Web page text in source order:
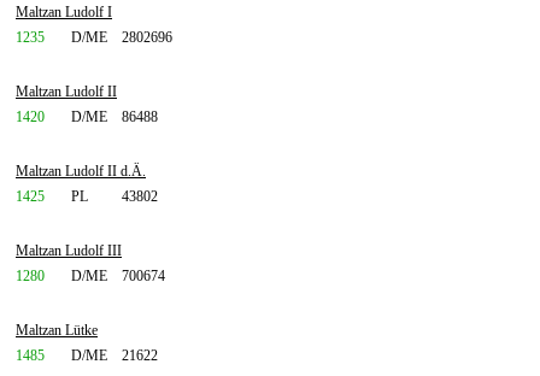
Maltzan Ludolf I
1235
D/ME 2802696
Maltzan Ludolf II
1420
D/ME 86488
Maltzan Ludolf II d.Ä.
1425
PL 43802
Maltzan Ludolf III
1280
D/ME 700674
Maltzan Lütke
1485
D/ME 21622